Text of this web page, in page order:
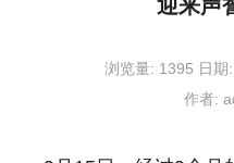
迎来声
浏览量: 1395 日期:
作者: